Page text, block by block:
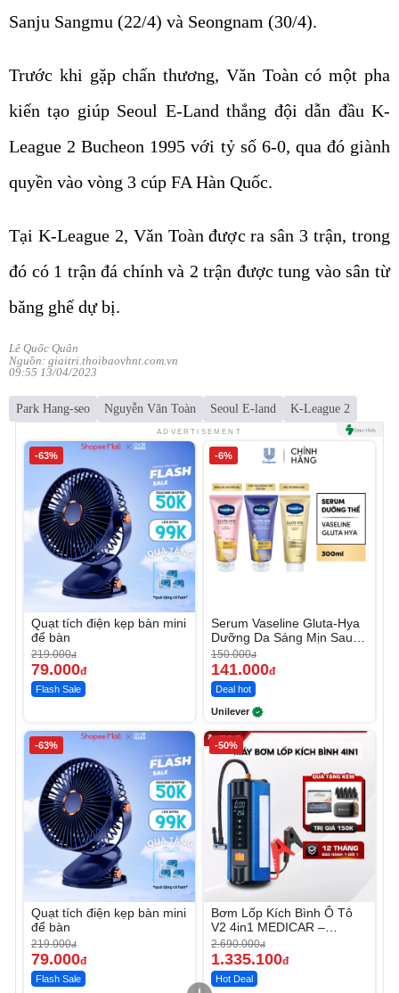
kiến tạo giúp Seoul E-Land thắng đội dẫn đầu K-
League 2 Bucheon 1995 với tỷ số 6-0, qua đó giành
quyền vào vòng 3 cúp FA Hàn Quốc.
đó có 1 trận đá chính và 2 trận được tung vào sân từ
băng ghế dự bị.
Lê Quốc Quân
09:55 13/04/2023
Park Hang-seo
-63%
Quạt tích điện kẹp bàn mini
219.000đ
79.000
Flash Sale
-6%
Ngày
150.000 đ
141.000đ
Deal hot
Unilever
Quạt tích điện kẹp bàn mini
219.000đ
79.000
Flash Sale
-50%
Bơm Lốp Kích Bình Ô Tô
12.000mAh
2.690.000đ
1.335.100đ
Hot Deal
Unmute Unmute